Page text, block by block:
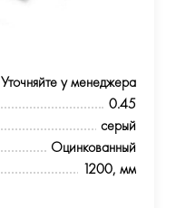
Уточняйте у менеджера
0.45
серый
Оцинкованный
1200, мм